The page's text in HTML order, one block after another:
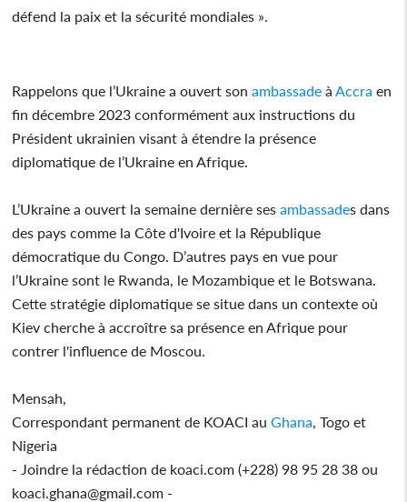
défend la paix et la sécurité mondiales ».
Rappelons que l’Ukraine a ouvert son ambassade à Accra en
fin décembre 2023 conformément aux instructions du
Président ukrainien visant à étendre la présence
diplomatique de l’Ukraine en Afrique.
L’Ukraine a ouvert la semaine dernière ses ambassades dans
des pays comme la Côte d'Ivoire et la République
démocratique du Congo. D’autres pays en vue pour
l’Ukraine sont le Rwanda, le Mozambique et le Botswana.
Cette stratégie diplomatique se situe dans un contexte où
Kiev cherche à accroître sa présence en Afrique pour
contrer l'influence de Moscou.
Mensah,
Correspondant permanent de KOACI auGhana , Togo et
Nigeria
- Joindre la rédaction de koaci.com (+228) 98 95 28 38 ou
koaci.ghana@gmail.com -